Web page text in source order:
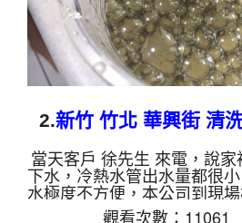
2.新竹 竹北 華興街 清
家有泡沫紅茶
當天客戶 徐先生 來電，說
下水，冷熱水管出水量都很
水極度不方便，本公司到現
拆下三角凡爾，就發現管路已
觀看次數：11061